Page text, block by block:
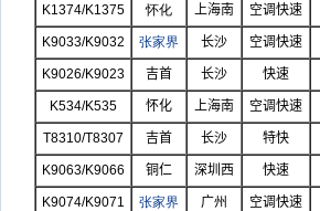
K1374/K1375 怀化 上海南 空调快速
K9033/K9032 张家界 长沙 空调快速
K9026/K9023 吉首 长沙 快速
K534/K535 怀化 上海南 空调快速
T8310/T8307 吉首 长沙 特快
K9063/K9066 铜仁 深圳西 快速
K9074/K9071 张家界 广州 空调快速